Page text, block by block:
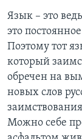
Язык – это
это
Поэтому тот
который
обречен на
новых слов
Можно себе